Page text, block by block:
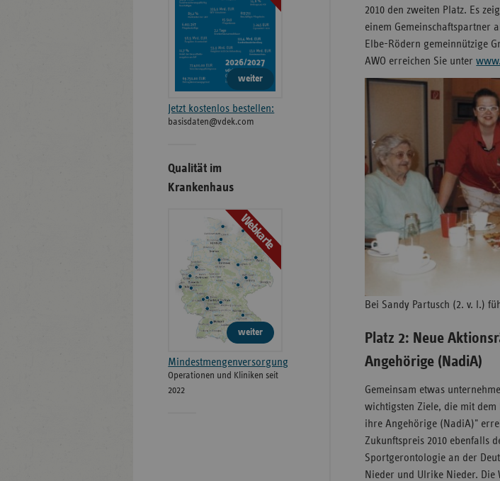
2010 den zweiten Platz. Es
einem Gemeinschaftspartner
Elbe-Rödern gemeinnützige
AWO erreichen Sie unter
Bei Sandy Partusch (2. v. l.)
Platz 2: Neue
Angehörige (NadiA)
Gemeinsam etwas
wichtigsten Ziele, die mit dem
ihre Angehörige (NadiA)"
Zukunftspreis 2010 ebenfalls
Sportgerontologie an der
Nieder und Ulrike Nieder. Die
weiter
Jetzt kostenlos bestellen:
basisdaten@vdek.com
Qualität im
Krankenhaus
Webkarte
weiter
Mindestmengenversorgung
Operationen und Kliniken seit
2022